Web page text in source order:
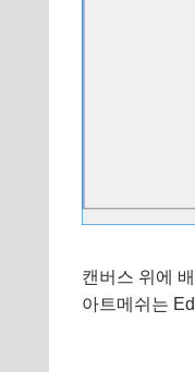
캔버스 위에
아트메쉬는